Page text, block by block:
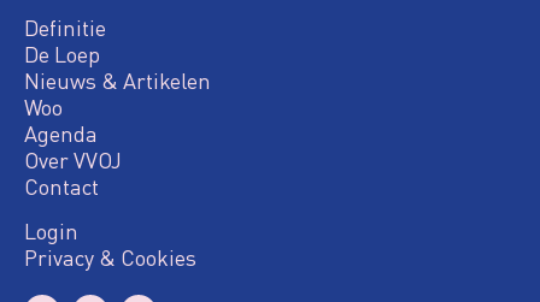
Definitie
De Loep
Nieuws & Artikelen
Woo
Agenda
Over VVOJ
Contact
Login
Privacy & Cookies